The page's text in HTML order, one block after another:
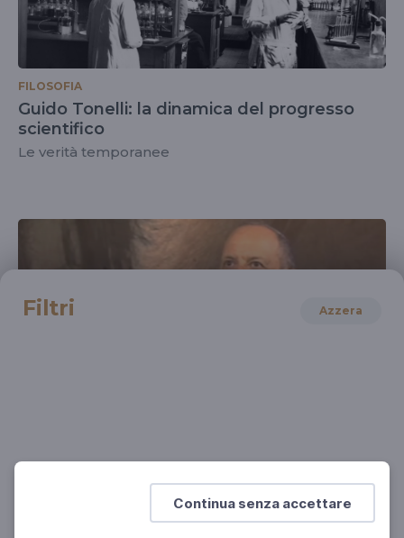
Continua senza accettare
FILOSOFIA
Guido Tonelli: la dinamica del progresso
scientifico
Le verità temporanee
Guido Tonelli. Utopia e ricerca scientifica
L'importanza del confronto
Filtri Azzera